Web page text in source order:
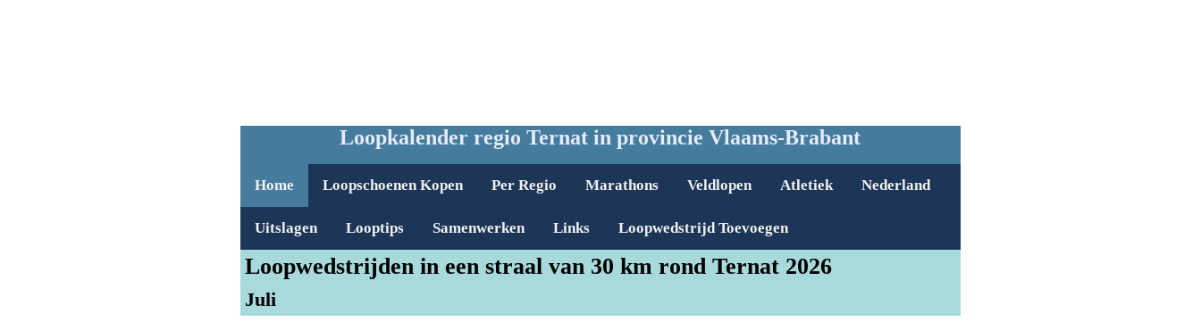
Loopkalender regio Ternat in provincie Vlaams-Brabant
Home Loopschoenen Kopen Per Regio Marathons Veldlopen Atletiek Nederland
Uitslagen Looptips Samenwerken Links Loopwedstrijd Toevoegen
Loopwedstrijden in een straal van 30 km rond Ternat 2026
Juli